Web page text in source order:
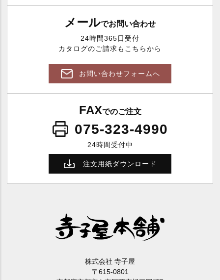
メールでお問い合わせ
24時間365日受付
カタログのご請求もこちらから
お問い合わせフォームへ
FAXでのご注文
075-323-4990
24時間受付中
注文用紙ダウンロード
株式会社 寺子屋
〒615-0801